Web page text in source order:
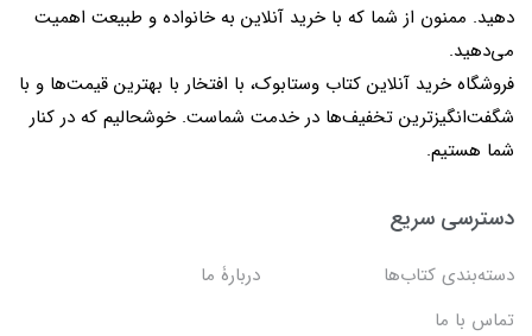
دهید. ممنون از شما که با خرید آنلاین به خانواده و طبیعت اهمیت
می‌دهید.
فروشگاه خرید آنلاین کتاب وستابوک، با افتخار با بهترین قیمت‌ها و با
شگفت‌انگیزترین تخفیف‌ها در خدمت شماست. خوشحالیم که در کنار
شما هستیم.
دسترسی سریع
دسته‌بندی کتاب‌ها
دربارۀ ما
تماس با ما